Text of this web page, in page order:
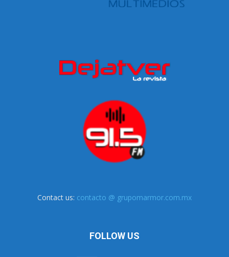
Contact us: contacto @ grupomarmor.com.mx
FOLLOW US